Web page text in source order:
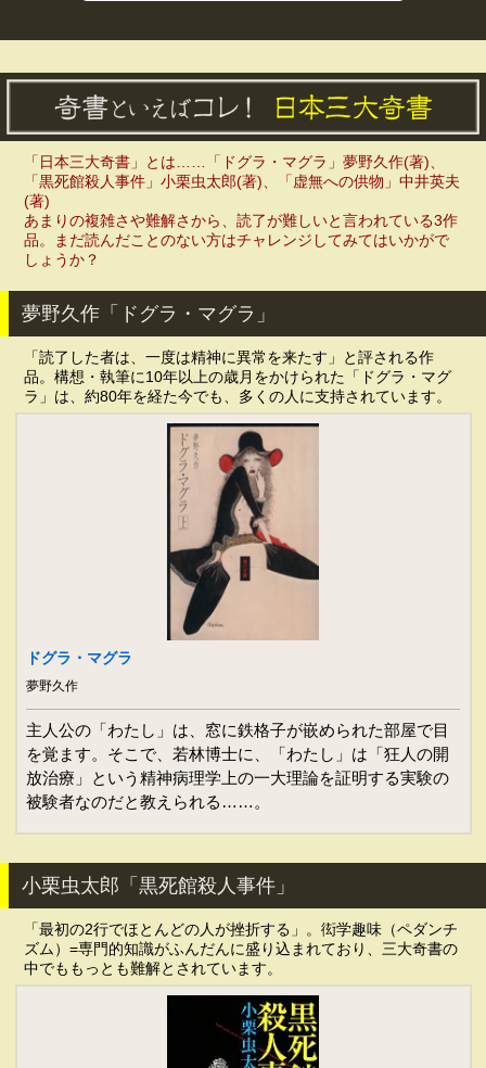
「日本三大奇書」とは……「ドグラ・マグラ」夢野久作(著)、
「黒死館殺人事件」小栗虫太郎(著)、「虚無への供物」中井英夫
(著)
あまりの複雑さや難解さから、読了が難しいと言われている3作
品。まだ読んだことのない方はチャレンジしてみてはいかがで
しょうか？
夢野久作「ドグラ・マグラ」
「読了した者は、一度は精神に異常を来たす」と評される作
品。構想・執筆に10年以上の歳月をかけられた「ドグラ・マグ
ラ」は、約80年を経た今でも、多くの人に支持されています。
ドグラ・マグラ
夢野久作
主人公の「わたし」は、窓に鉄格子が嵌められた部屋で目
を覚ます。そこで、若林博士に、「わたし」は「狂人の開
放治療」という精神病理学上の一大理論を証明する実験の
被験者なのだと教えられる……。
小栗虫太郎「黒死館殺人事件」
「最初の2行でほとんどの人が挫折する」。衒学趣味（ペダンチ
ズム）=専門的知識がふんだんに盛り込まれており、三大奇書の
中でももっとも難解とされています。